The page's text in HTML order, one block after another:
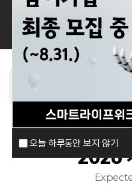
오늘 하루동안 보지 않기
사전 등록
2026